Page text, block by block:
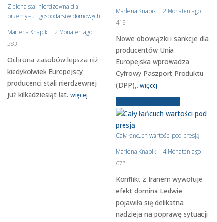
Zielona stal nierdzewna dla
przemysłu i gospodarstw domowych
Marlena Knapik
2 Monaten ago
383
Ochrona zasobów lepsza niż
kiedykolwiek Europejscy
producenci stali nierdzewnej
już kilkadziesiąt lat. więcej
Marlena Knapik
2 Monaten ago
418
Nowe obowiązki i sankcje dla
producentów Unia
Europejska wprowadza
Cyfrowy Paszport Produktu
(DPP),. więcej
Cały łańcuch wartości pod presją
Marlena Knapik
4 Monaten ago
677
Konflikt z Iranem wywołuje
efekt domina Ledwie
pojawiła się delikatna
nadzieja na poprawę sytuacji